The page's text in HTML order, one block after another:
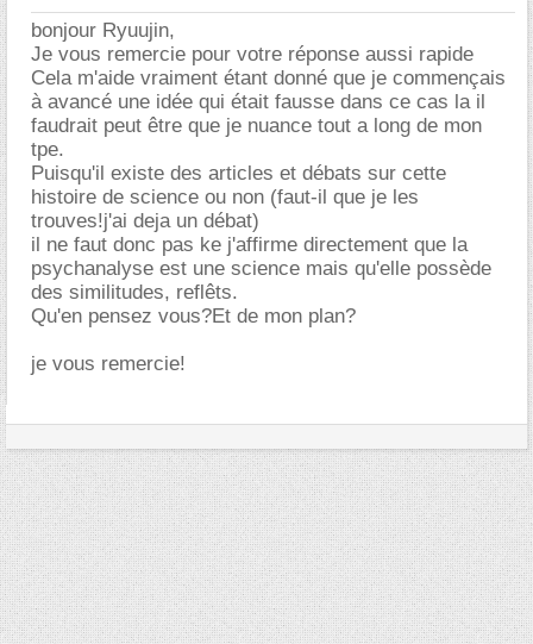
bonjour Ryuujin,
Je vous remercie pour votre réponse aussi rapide
Cela m'aide vraiment étant donné que je commençais
à avancé une idée qui était fausse dans ce cas la il
faudrait peut être que je nuance tout a long de mon
tpe.
Puisqu'il existe des articles et débats sur cette
histoire de science ou non (faut-il que je les
trouves!j'ai deja un débat)
il ne faut donc pas ke j'affirme directement que la
psychanalyse est une science mais qu'elle possède
des similitudes, reflêts.
Qu'en pensez vous?Et de mon plan?
je vous remercie!